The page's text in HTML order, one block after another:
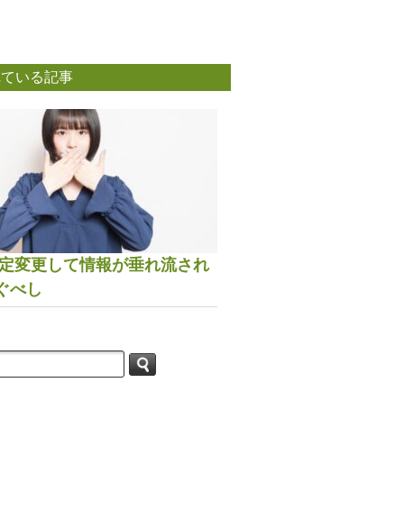
いる記事
変更して情報が垂れ流され
べし